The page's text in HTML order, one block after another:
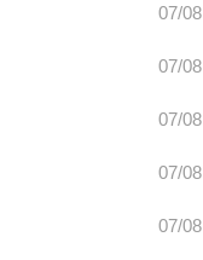
07/08
07/08
07/08
07/08
07/08